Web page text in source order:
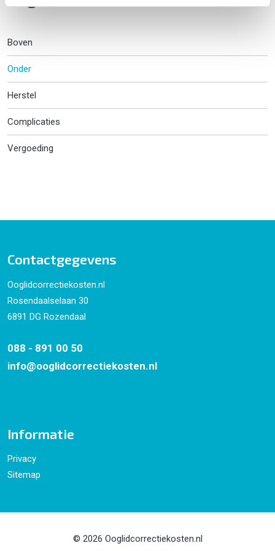
Boven
Onder
Herstel
Complicaties
Vergoeding
Contactgegevens
Ooglidcorrectiekosten.nl
Rosendaalselaan 30
6891 DG Rozendaal
088 - 891 00 50
info@ooglidcorrectiekosten.nl
Informatie
Privacy
Sitemap
© 2026 Ooglidcorrectiekosten.nl